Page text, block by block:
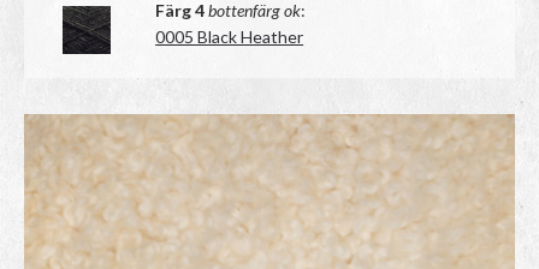
Färg 4bottenfärg ok:
0005 Black Heather